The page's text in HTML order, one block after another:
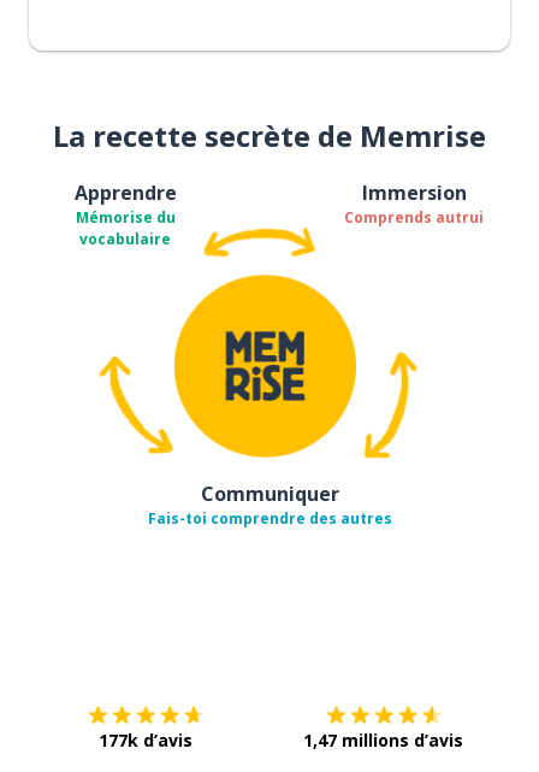
La recette secrète de Memrise
Apprendre
Mémorise du
vocabulaire
Immersion
Comprends autrui
Communiquer
Fais-toi comprendre des autres
177k d’avis 1,47 millions d’avis